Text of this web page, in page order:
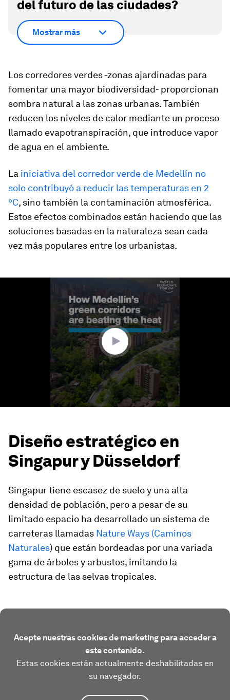
del futuro de las ciudades?
Mostrar más
Los corredores verdes -zonas ajardinadas para
fomentar una mayor biodiversidad- proporcionan
sombra natural a las zonas urbanas. También
reducen los niveles de calor mediante un proceso
llamado evapotranspiración, que introduce vapor
de agua en el ambiente.
La iniciativa del corredor verde de Medellín no
solo contribuyó a reducir las temperaturas en 2
°C, sino también la contaminación atmosférica.
Estos efectos combinados están haciendo que las
soluciones basadas en la naturaleza sean cada
vez más populares entre los urbanistas.
Diseño estratégico en
Singapur y Düsseldorf
Singapur tiene escasez de suelo y una alta
densidad de población, pero a pesar de su
limitado espacio ha desarrollado un sistema de
carreteras llamadas Nature Ways (Caminos
Naturales) que están bordeadas por una variada
gama de árboles y arbustos, imitando la
estructura de las selvas tropicales.
Acepte nuestras cookies de marketing para acceder a
este contenido.
Estas cookies están actualmente deshabilitadas en
su navegador.